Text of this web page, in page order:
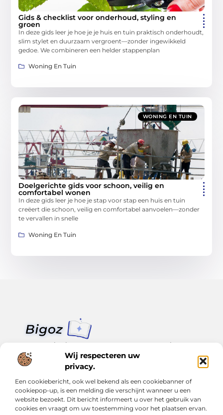
Wij respecteren uw
privacy.
Een cookiebericht, ook wel bekend als een cookiebanner of
cookiepop-up, is een melding die verschijnt wanneer u een
website bezoekt. Dit bericht informeert u over het gebruik van
cookies en vraagt om uw toestemming voor het plaatsen ervan.
Gids & checklist voor onderhoud, styling en
groen
In deze gids leer je hoe je je huis en tuin praktisch onderhoudt,
slim stylet en duurzaam vergroent—zonder ingewikkeld
gedoe. We combineren een helder stappenplan
Woning En Tuin
WONING EN TUIN
Doelgerichte gids voor schoon, veilig en
comfortabel wonen
In deze gids leer je hoe je stap voor stap een huis en tuin
creëert die schoon, veilig en comfortabel aanvoelen—zonder
te vervallen in snelle
Woning En Tuin
Van klein nieuws tot grote trends – alles op Bigoz.nl.
Lees inspirerende blogs en artikelen over het dagelijks leven,
actualiteit en meer.
Bericht categorie